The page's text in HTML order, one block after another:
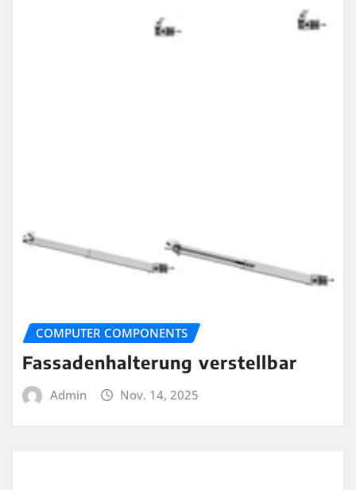
COMPUTER COMPONENTS
Fassadenhalterung verstellbar
Admin Nov. 14, 2025